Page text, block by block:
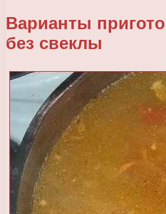
Варианты
без свеклы